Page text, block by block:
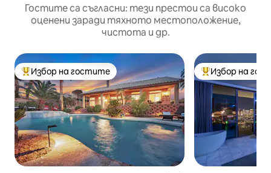
Гостите са съгласни: тези престои са високо
оценени заради тяхното местоположение,
чистота и др.
Най-популярен избор на гостите
Избор на гостите Най-популярен
Избор на